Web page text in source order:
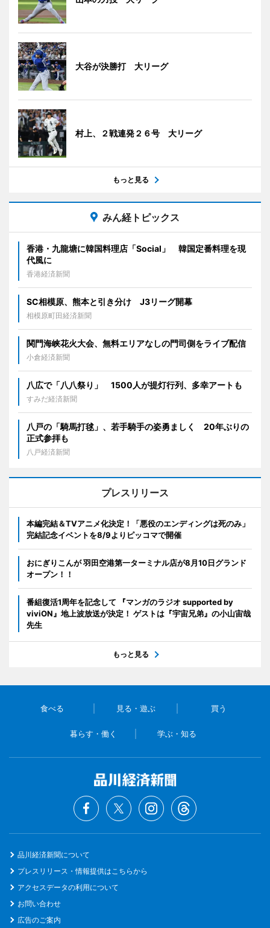
大谷が決勝打 大リーグ
村上、２戦連発２６号 大リーグ
もっと見る
みん経トピックス
香港・九龍塘に韓国料理店「Social」 韓国定番料理を現
代風に
香港経済新聞
SC相模原、熊本と引き分け J3リーグ開幕
相模原町田経済新聞
関門海峡花火大会、無料エリアなしの門司側をライブ配信
小倉経済新聞
八広で「八八祭り」 1500人が提灯行列、多幸アートも
すみだ経済新聞
八戸の「騎馬打毬」、若手騎手の姿勇ましく 20年ぶりの
正式参拝も
八戸経済新聞
プレスリリース
本編完結＆TVアニメ化決定！「悪役のエンディングは死のみ」
完結記念イベントを8/9よりピッコマで開催
おにぎりこんが 羽田空港第一ターミナル店が8月10日グランド
オープン！！
番組復活1周年を記念して 『マンガのラジオ supported by
viviON』地上波放送が決定！ ゲストは『宇宙兄弟』の小山宙哉
先生
もっと見る
食べる 見る・遊ぶ 買う
暮らす・働く 学ぶ・知る
品川経済新聞について
プレスリリース・情報提供はこちらから
アクセスデータの利用について
お問い合わせ
広告のご案内